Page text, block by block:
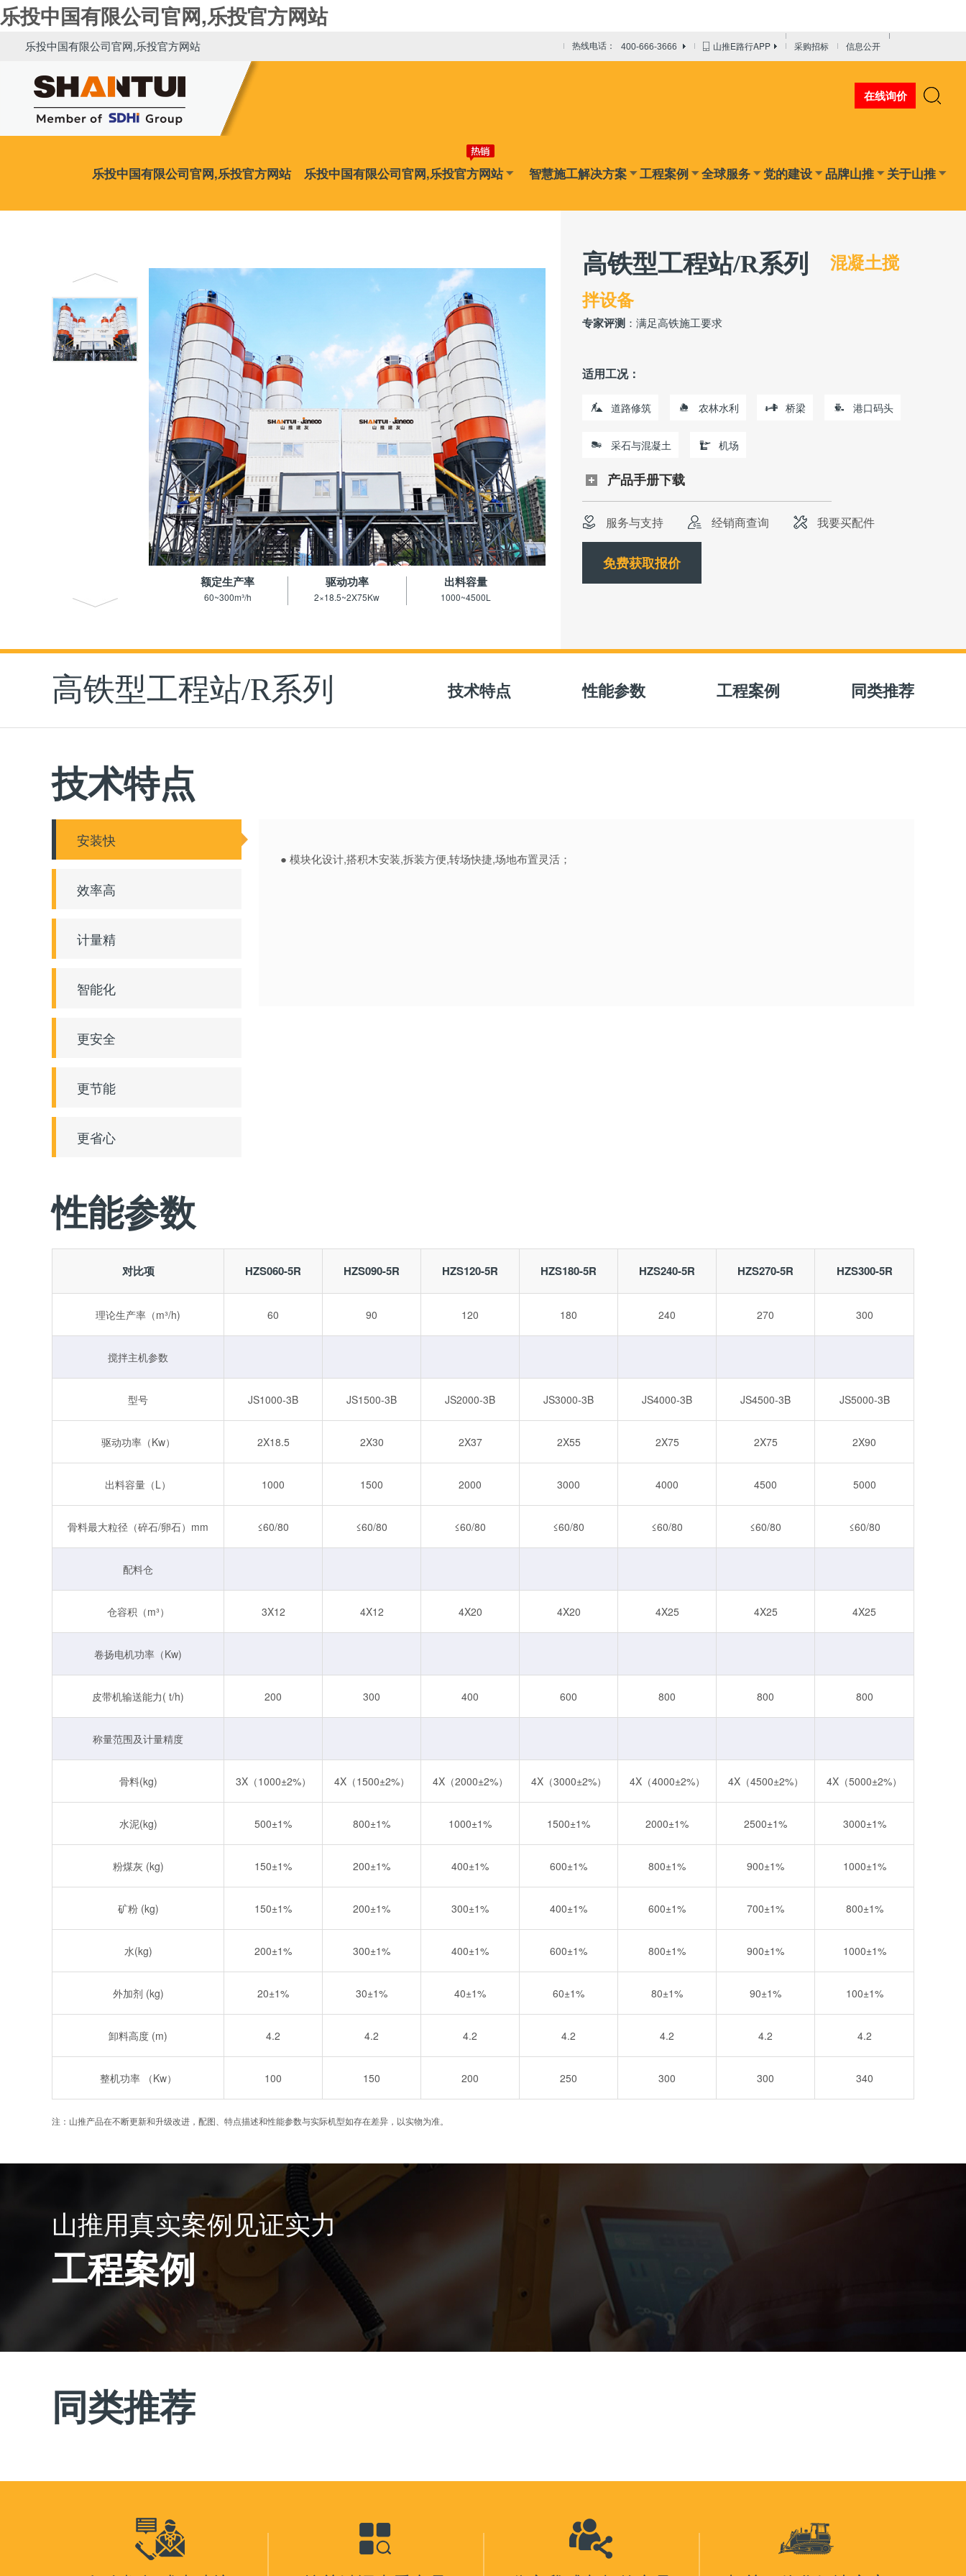
乐投中国有限公司官网,乐投官方网站
乐投中国有限公司官网,乐投官方网站 热线电话： 400-666-3666 山推E路行APP 采购招标 信息公开
在线询价
乐投中国有限公司官网,乐投官方网站 乐投中国有限公司官网,乐投官方网站 智慧施工解决方案 工程案例 全球服务 党的建设 品牌山推 关于山推
额定生产率
60~300m³/h
驱动功率
2×18.5~2X75Kw
出料容量
1000~4500L
高铁型工程站/R系列
混凝土搅
拌设备
专家评测 ：满足高铁施工要求
适用工况：
道路修筑 农林水利 桥梁 港口码头
采石与混凝土 机场
产品手册下载
服务与支持 经销商查询 我要买配件
免费获取报价
高铁型工程站/R系列 技术特点 性能参数 工程案例 同类推荐
技术特点
安装快
效率高
计量精
智能化
更安全
更节能
更省心
● 模块化设计,搭积木安装,拆装方便,转场快捷,场地布置灵活；
性能参数
对比项 HZS060-5R HZS090-5R HZS120-5R HZS180-5R HZS240-5R HZS270-5R HZS300-5R
理论生产率（m³/h) 60 90 120 180 240 270 300
搅拌主机参数
型号 JS1000-3B JS1500-3B JS2000-3B JS3000-3B JS4000-3B JS4500-3B JS5000-3B
驱动功率（Kw） 2X18.5 2X30 2X37 2X55 2X75 2X75 2X90
出料容量（L） 1000 1500 2000 3000 4000 4500 5000
骨料最大粒径（碎石/卵石）mm ≤60/80 ≤60/80 ≤60/80 ≤60/80 ≤60/80 ≤60/80 ≤60/80
配料仓
仓容积（m³） 3X12 4X12 4X20 4X20 4X25 4X25 4X25
卷扬电机功率（Kw)
皮带机输送能力( t/h) 200 300 400 600 800 800 800
称量范围及计量精度
骨料(kg) 3X（1000±2%） 4X（1500±2%） 4X（2000±2%） 4X（3000±2%） 4X（4000±2%） 4X（4500±2%） 4X（5000±2%）
水泥(kg) 500±1% 800±1% 1000±1% 1500±1% 2000±1% 2500±1% 3000±1%
粉煤灰 (kg) 150±1% 200±1% 400±1% 600±1% 800±1% 900±1% 1000±1%
矿粉 (kg) 150±1% 200±1% 300±1% 400±1% 600±1% 700±1% 800±1%
水(kg) 200±1% 300±1% 400±1% 600±1% 800±1% 900±1% 1000±1%
外加剂 (kg) 20±1% 30±1% 40±1% 60±1% 80±1% 90±1% 100±1%
卸料高度 (m) 4.2 4.2 4.2 4.2 4.2 4.2 4.2
整机功率 （Kw） 100 150 200 250 300 300 340
注：山推产品在不断更新和升级改进，配图、特点描述和性能参数与实际机型如存在差异，以实物为准。
山推用真实案例见证实力
工程案例
同类推荐